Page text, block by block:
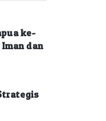
ke-
dan